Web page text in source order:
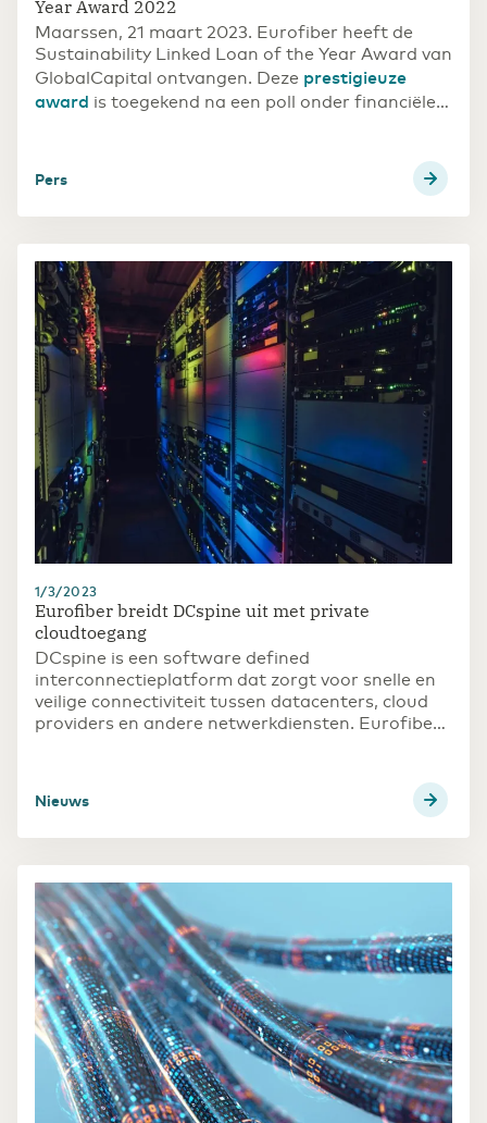
Year Award 2022
Maarssen, 21 maart 2023. Eurofiber heeft de
Sustainability Linked Loan of the Year Award van
GlobalCapital ontvangen. Deze prestigieuze
award is toegekend na een poll onder financiële
Pers
1/3/2023
Eurofiber breidt DCspine uit met private
cloudtoegang
DCspine is een software defined
interconnectieplatform dat zorgt voor snelle en
veilige connectiviteit tussen datacenters, cloud
providers en andere netwerkdiensten. Eurofiber
netwerkbeheer vereenvoudigt en de complexiteit
van het bouwen en beheren van interconnecties
behoefte van de klanten om de toegang naar
bedrijfsdata en applicaties schaalbaar te maken.
Nieuws